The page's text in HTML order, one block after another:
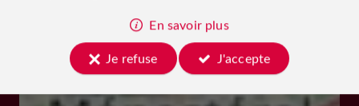
En savoir plus
Je refuse
J'accepte